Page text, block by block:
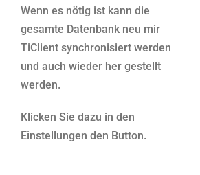
Wenn es nötig ist kann die
gesamte Datenbank neu mir
TiClient synchronisiert werden
und auch wieder her gestellt
werden.
Klicken Sie dazu in den
Einstellungen den Button.